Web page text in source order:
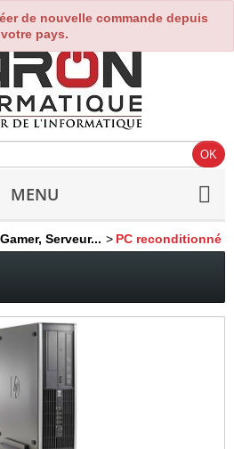
de nouvelle commande depuis
votre pays.
0
MENU
Serveur... > PC reconditionné